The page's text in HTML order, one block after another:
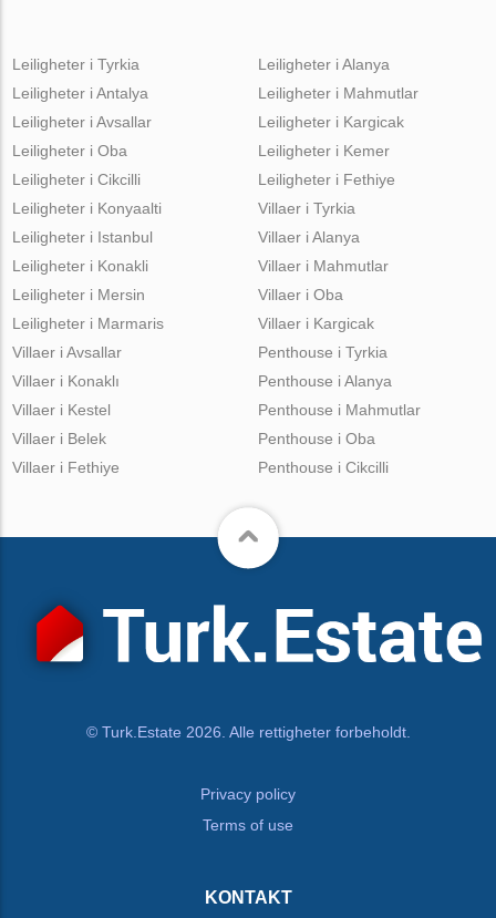
Leiligheter i Tyrkia
Leiligheter i Antalya
Leiligheter i Avsallar
Leiligheter i Oba
Leiligheter i Cikcilli
Leiligheter i Alanya
Leiligheter i Mahmutlar
Leiligheter i Kargicak
Leiligheter i Kemer
Leiligheter i Fethiye
Leiligheter i Konyaalti
Leiligheter i Istanbul
Leiligheter i Konakli
Leiligheter i Mersin
Leiligheter i Marmaris
Villaer i Tyrkia
Villaer i Alanya
Villaer i Mahmutlar
Villaer i Oba
Villaer i Kargicak
Villaer i Avsallar
Villaer i Konaklı
Villaer i Kestel
Villaer i Belek
Villaer i Fethiye
Penthouse i Tyrkia
Penthouse i Alanya
Penthouse i Mahmutlar
Penthouse i Oba
Penthouse i Cikcilli
© Turk.Estate 2026. Alle rettigheter forbeholdt.
Privacy policy
Terms of use
KONTAKT